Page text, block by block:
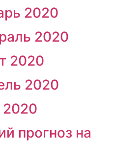
2020
2020
2020
2020
2020
прогноз на